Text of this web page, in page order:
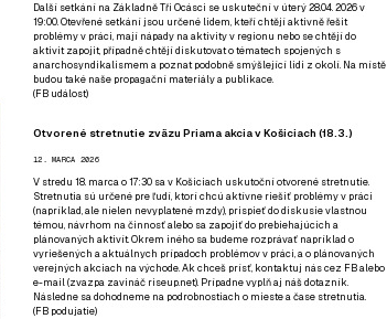
Další setkání na Základně Tři Ocásci se uskuteční v úterý 28.04. 2026 v
19:00. Otevřené setkání jsou určené lidem, kteří chtějí aktivně řešit
problémy v práci, mají nápady na aktivity v regionu nebo se chtějí do
aktivit zapojit, případně chtějí diskutovat o tématech spojených s
anarchosyndikalismem a poznat podobně smýšlející lidi z okolí. Na místě
budou také naše propagační materiály a publikace.
(FB událost)
Otvorené stretnutie zväzu Priama akcia v Košiciach (18.3.)
12. MARCA 2026
V stredu 18. marca o 17:30 sa v Košiciach uskutoční otvorené stretnutie.
Stretnutia sú určené pre ľudí, ktorí chcú aktívne riešiť problémy v práci
(napríklad, ale nielen nevyplatené mzdy), prispieť do diskusie vlastnou
témou, návrhom na činnosť alebo sa zapojiť do prebiehajúcich a
plánovaných aktivít. Okrem iného sa budeme rozprávať napríklad o
vyriešených a aktuálnych prípadoch problémov v práci, a o plánovaných
verejných akciach na východe. Ak chceš prísť, kontaktuj nás cez FBalebo
e-mail (zvazpa zavináč riseup.net). Prípadnevyplň aj náš dotazník.
Následne sa dohodneme na podrobnostiach o mieste a čase stretnutia.
(FB podujatie)